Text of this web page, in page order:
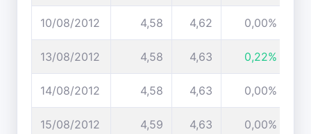
10/08/2012 4,58 4,62 0,00%
13/08/2012 4,58 4,63 0,22%
14/08/2012 4,58 4,63 0,00%
15/08/2012 4,59 4,63 0,00%